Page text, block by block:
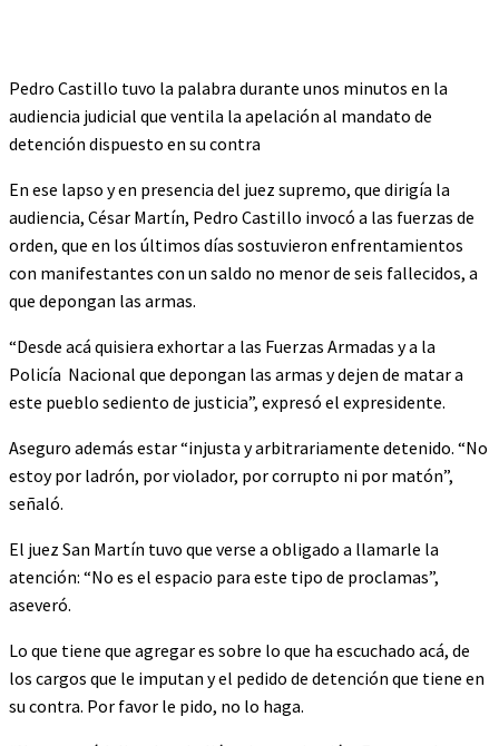
Pedro Castillo tuvo la palabra durante unos minutos en la
audiencia judicial que ventila la apelación al mandato de
detención dispuesto en su contra
En ese lapso y en presencia del juez supremo, que dirigía la
audiencia, César Martín, Pedro Castillo invocó a las fuerzas de
orden, que en los últimos días sostuvieron enfrentamientos
con manifestantes con un saldo no menor de seis fallecidos, a
que depongan las armas.
“Desde acá quisiera exhortar a las Fuerzas Armadas y a la
Policía Nacional que depongan las armas y dejen de matar a
este pueblo sediento de justicia”, expresó el expresidente.
Aseguro además estar “injusta y arbitrariamente detenido. “No
estoy por ladrón, por violador, por corrupto ni por matón”,
señaló.
El juez San Martín tuvo que verse a obligado a llamarle la
atención: “No es el espacio para este tipo de proclamas”,
aseveró.
Lo que tiene que agregar es sobre lo que ha escuchado acá, de
los cargos que le imputan y el pedido de detención que tiene en
su contra. Por favor le pido, no lo haga.